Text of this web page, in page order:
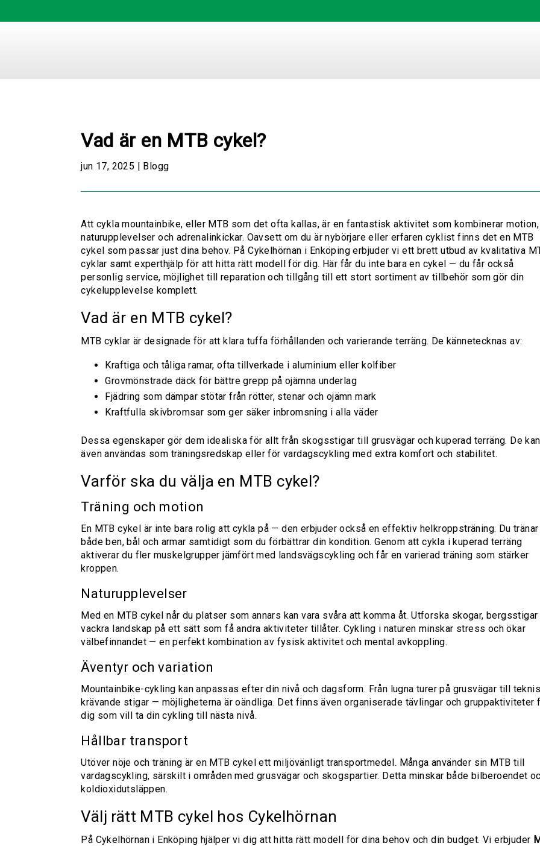
Vad är en MTB cykel?
jun 17, 2025 Blogg
Att cyklamountainbike, eller MTB som det ofta kallas, är en fantastisk aktivitet som kombinerar motion,
naturupplevelser och adrenalinkickar. Oavsett om du är nybörjare eller erfaren cyklist finns det en MTB
cykel som passar just dina behov. På Cykelhörnan i Enköping erbjuder vi ett brett utbud av kvalitativa
cyklar samt experthjälp för att hitta rätt modell för dig. Här får du inte bara en cykel — du får också
personlig service, möjlighet till reparation och tillgång till ett stort sortiment av tillbehör som gör din
cykelupplevelse komplett.
Vad är en MTB cykel?
MTB cyklar är designade för att klara tuffa förhållanden och varierande terräng. De kännetecknas av:
Kraftiga och tåliga ramar, ofta tillverkade i aluminium eller kolfiber
Grovmönstrade däck för bättre grepp på ojämna underlag
Fjädring som dämpar stötar från rötter, stenar och ojämn mark
Kraftfulla skivbromsar som ger säker inbromsning i alla väder
Dessa egenskaper gör dem idealiska för allt från skogsstigar till grusvägar och kuperad terräng. De kan
även användas som träningsredskap eller för vardagscykling med extra komfort och stabilitet.
Varför ska du välja en MTB cykel?
Träning och motion
En MTB cykel är inte bara rolig att cykla på — den erbjuder också en effektiv helkroppsträning. Du tränar
både ben, bål och armar samtidigt som du förbättrar din kondition. Genom att cykla i kuperad terräng
aktiverar du fler muskelgrupper jämfört med landsvägscykling och får en varierad träning som stärker
kroppen.
Naturupplevelser
Med en MTB cykel når du platser som annars kan vara svåra att komma åt. Utforska skogar, bergsstigar
vackra landskap på ett sätt som få andra aktiviteter tillåter. Cykling i naturen minskar stress och ökar
välbefinnandet — en perfekt kombination av fysisk aktivitet och mental avkoppling.
Äventyr och variation
Mountainbike-cykling kan anpassas efter din nivå och dagsform. Från lugna turer på grusvägar till
krävande stigar — möjligheterna är oändliga. Det finns även organiserade tävlingar och gruppaktiviteter
dig som vill ta din cykling till nästa nivå.
Hållbar transport
Utöver nöje och träning är en MTB cykel ett miljövänligt transportmedel. Många använder sin MTB till
vardagscykling, särskilt i områden med grusvägar och skogspartier. Detta minskar både bilberoendet
koldioxidutsläppen.
Välj rätt MTB cykel hos Cykelhörnan
På Cykelhörnan i Enköping hjälper vi dig att hitta rätt modell för dina behov och din budget. Vi erbjuder